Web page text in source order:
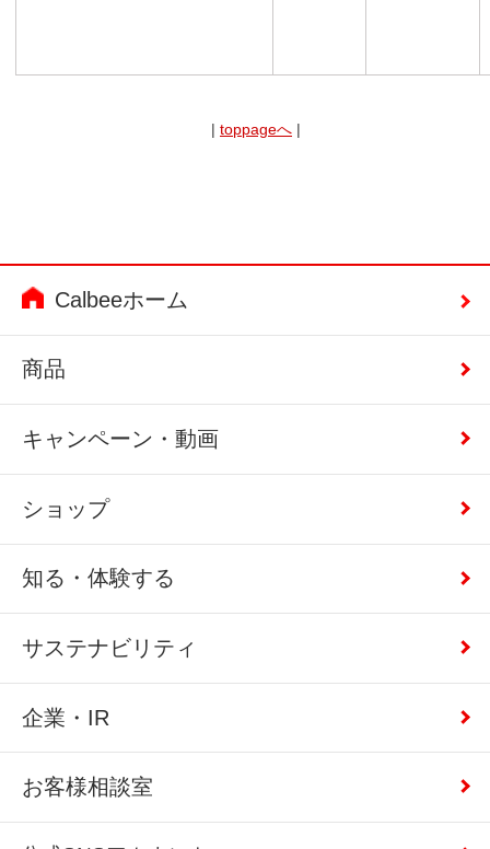
| toppageへ |
Calbeeホーム
商品
キャンペーン・動画
ショップ
知る・体験する
サステナビリティ
企業・IR
お客様相談室